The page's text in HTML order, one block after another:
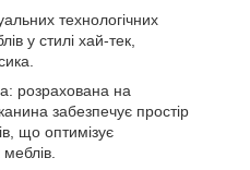
технологічних
у стилі хай-тек,
розрахована на
забезпечує простір
що оптимізує